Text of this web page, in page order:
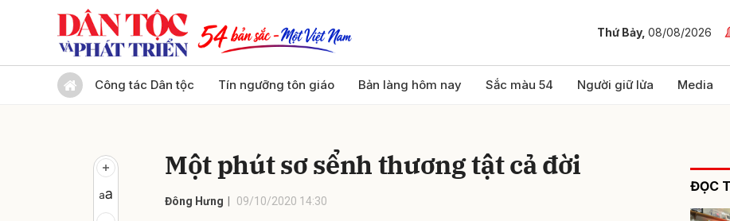
Thứ Bảy, 08/08/2026
Công tác Dân tộc Tín ngưỡng tôn giáo Bản làng hôm nay Sắc màu 54 Người giữ lửa Media
Một phút sơ sểnh thương tật cả đời
Đông Hưng 09/10/2020 14:30
ĐỌC
Gửi bình luận